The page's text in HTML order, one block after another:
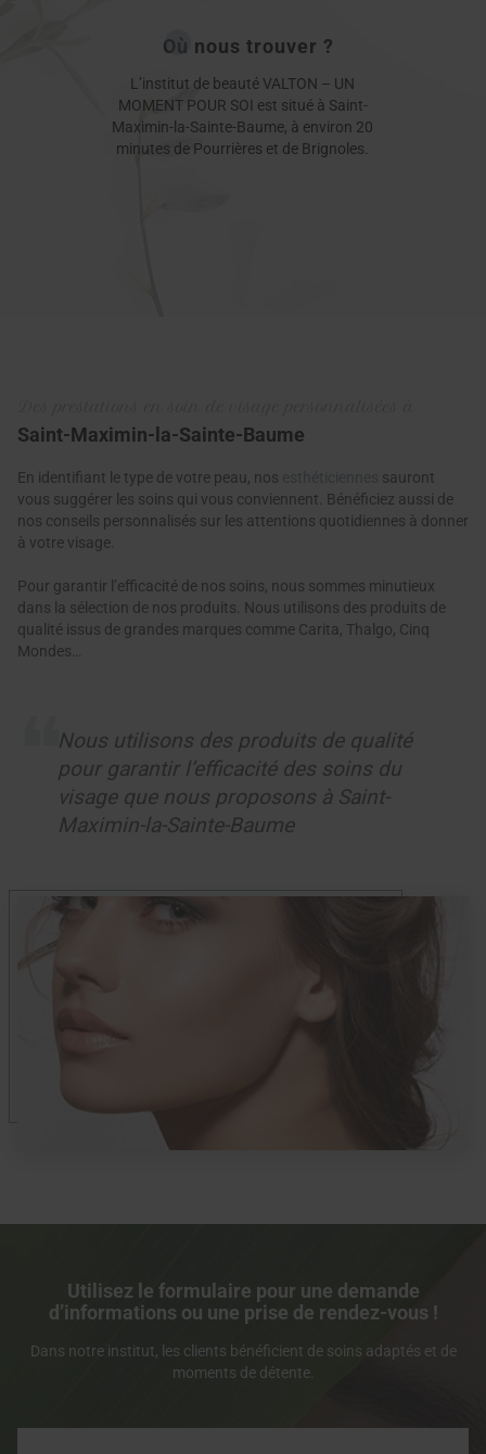
Où nous trouver ?
L’institut de beauté VALTON – UN
MOMENT POUR SOI est situé à Saint-
Maximin-la-Sainte-Baume, à environ 20
minutes de Pourrières et de Brignoles.
Saint-Maximin-la-Sainte-Baume
En identifiant le type de votre peau, nos
sauront
vous suggérer les soins qui vous conviennent. Bénéficiez aussi de
nos conseils personnalisés sur les attentions quotidiennes à donner
à votre visage.
Pour garantir l’efficacité de nos soins, nous sommes minutieux
dans la sélection de nos produits. Nous utilisons des produits de
qualité issus de grandes marques comme Carita, Thalgo, Cinq
Mondes…
Nous utilisons des produits de qualité
pour garantir l’efficacité des soins du
visage que nous proposons à Saint-
Maximin-la-Sainte-Baume
Utilisez le formulaire pour une demande
d’informations ou une prise de rendez-vous !
Dans notre institut, les clients bénéficient de soins adaptés et de
moments de détente.